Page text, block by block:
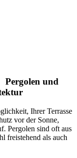
Pergolen und
Ihrer Terrasse
vor der Sonne,
Pergolen sind oft aus
freistehend als auch